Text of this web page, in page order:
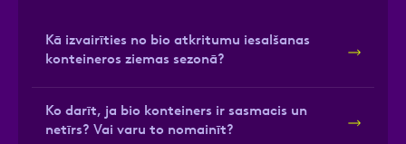
Kā izvairīties no bio atkritumu iesalšanas
konteineros ziemas sezonā?
Ko darīt, ja bio konteiners ir sasmacis un
netīrs? Vai varu to nomainīt?